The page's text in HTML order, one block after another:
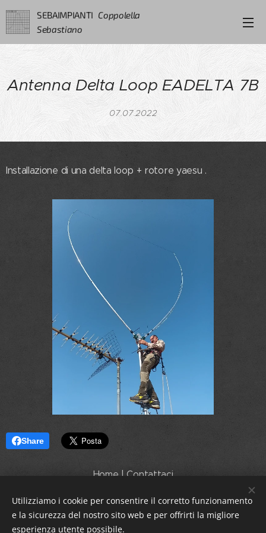
SEBAIMPIANTI Coppolella
Sebastiano
Antenna Delta Loop EADELTA 7B
07.07.2022
Installazione di una delta loop + rotore yaesu .
Share
Home |Contattaci
Utilizziamo i cookie per consentire il corretto funzionamento
e la sicurezza del nostro sito web e per offrirti la migliore
esperienza utente possibile.